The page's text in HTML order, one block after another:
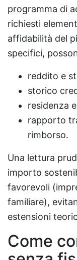
programma di
richiesti
affidabilità del
specifici,
reddito e
storico
residenza
rapporto
rimborso.
Una lettura
importo
favorevoli
familiare),
estensioni
Come